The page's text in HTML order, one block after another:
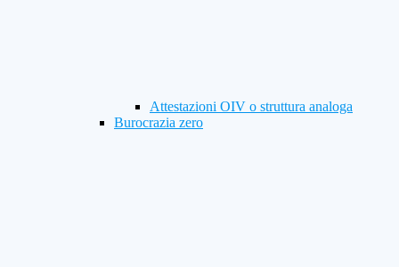
Attestazioni OIV o struttura analoga
Burocrazia zero